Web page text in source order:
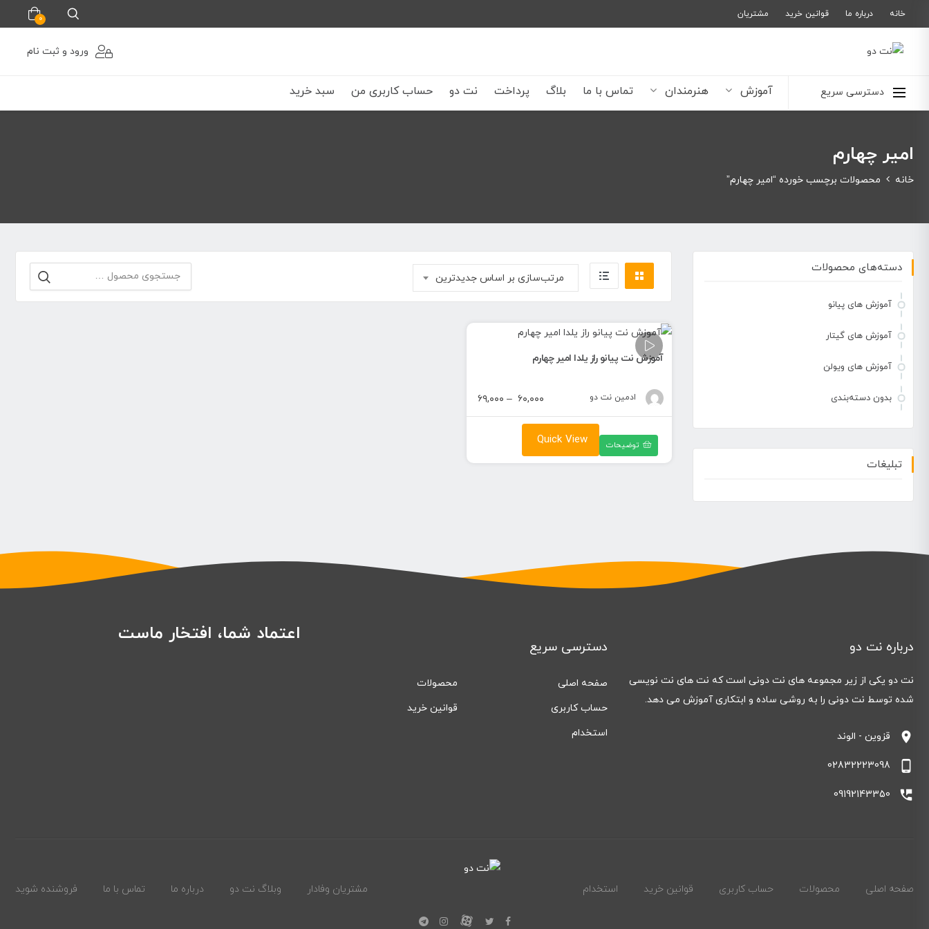
خانه درباره ما قوانین خرید مشتریان 0
ورود و ثبت نام
دسترسی سریع آموزش هنرمندان تماس با ما بلاگ پرداخت نت دو حساب کاربری من سبد خرید
امیر چهارم
خانه محصولات برچسب خورده “امیر چهارم”
مرتب‌سازی بر اساس جدیدترین
جستجو
برای:
آموزش نت پیانو راز یلدا امیر چهارم
ادمین نت دو ۶۰,۰۰۰ – ۶۹,۰۰۰
قیمت:
۶۹,۰۰۰ تومان
توضیحات Quick View
دسته‌های محصولات
آموزش های پیانو
آموزش های گیتار
آموزش های ویولن
بدون دسته‌بندی
تبلیغات
درباره نت دو
نت دو یکی از زیر مجموعه های نت دونی است که نت های نت نویسی
شده توسط نت دونی را به روشی ساده و ابتکاری آموزش می دهد.
location_on قزوین - الوند
phone_android
02832223098
perm_phone_msg
09192143350
دسترسی سریع
صفحه اصلی
محصولات
حساب کاربری
قوانین خرید
استخدام
اعتماد شما، افتخار ماست
صفحه اصلی محصولات حساب کاربری قوانین خرید استخدام مشتریان وفادار وبلاگ نت دو درباره ما تماس با ما فروشنده شوید